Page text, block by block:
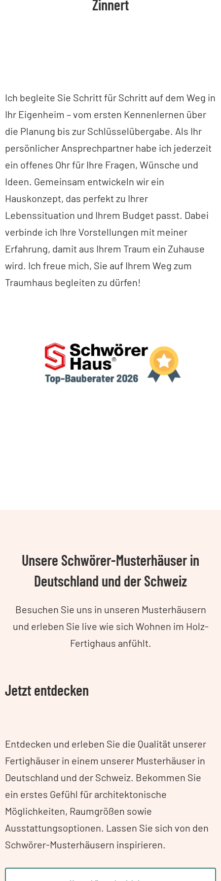
Zinnert
Ich begleite Sie Schritt für Schritt auf dem Weg in
Ihr Eigenheim – vom ersten Kennenlernen über
die Planung bis zur Schlüsselübergabe. Als Ihr
persönlicher Ansprechpartner habe ich jederzeit
ein offenes Ohr für Ihre Fragen, Wünsche und
Ideen. Gemeinsam entwickeln wir ein
Hauskonzept, das perfekt zu Ihrer
Lebenssituation und Ihrem Budget passt. Dabei
verbinde ich Ihre Vorstellungen mit meiner
Erfahrung, damit aus Ihrem Traum ein Zuhause
wird. Ich freue mich, Sie auf Ihrem Weg zum
Traumhaus begleiten zu dürfen!
Unsere Schwörer-Musterhäuser in
Deutschland und der Schweiz
Besuchen Sie uns in unseren Musterhäusern
und erleben Sie live wie sich Wohnen im Holz-
Fertighaus anfühlt.
Jetzt entdecken
Entdecken und erleben Sie die Qualität unserer
Fertighäuser in einem unserer Musterhäuser in
Deutschland und der Schweiz. Bekommen Sie
ein erstes Gefühl für architektonische
Möglichkeiten, Raumgrößen sowie
Ausstattungsoptionen. Lassen Sie sich von den
Schwörer-Musterhäusern inspirieren.